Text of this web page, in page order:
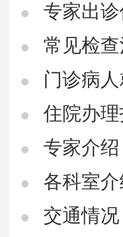
专家出诊
常见检
门诊病
住院办
专家介绍
各科室介
交通情况